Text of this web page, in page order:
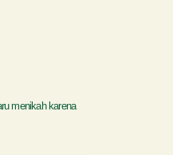
menikah karena